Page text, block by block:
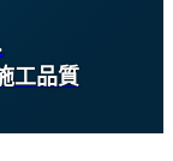
工品質